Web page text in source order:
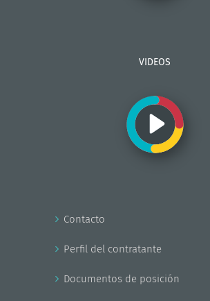
VIDEOS
Contacto
Perfil del contratante
Documentos de posición